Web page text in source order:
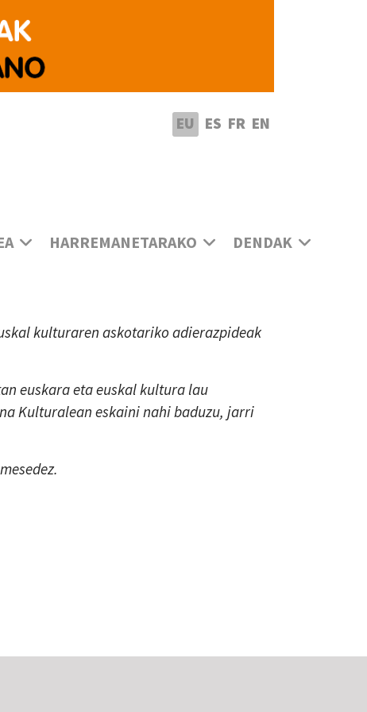
EU ES FR EN
HARREMANETARAKO
DENDAK
kulturaren askotariko adierazpideak
euskara eta euskal kultura lau
Kulturalean eskaini nahi baduzu, jarri